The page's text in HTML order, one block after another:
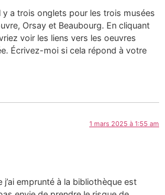
y a trois onglets pour les trois musées
Orsay et Beaubourg. En cliquant
voir les liens vers les oeuvres
Écrivez-moi si cela répond à votre
1 mars 2025 à 1:55 am
j’ai emprunté à la bibliothèque est